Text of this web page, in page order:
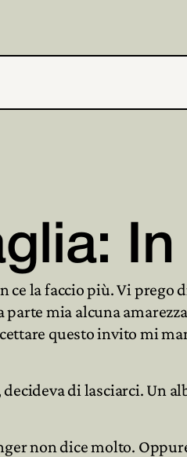
la faccio più. Vi
mia alcuna
questo invito mi
di lasciarci.
non dice molto.